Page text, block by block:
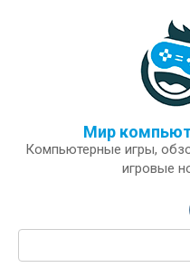
Мир
Компьютерные игры,
игровые
Поиск: